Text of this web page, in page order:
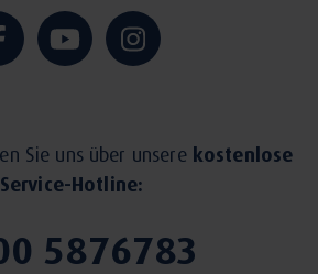
Sie uns über unsere kostenlose
Service-Hotline:
5876783